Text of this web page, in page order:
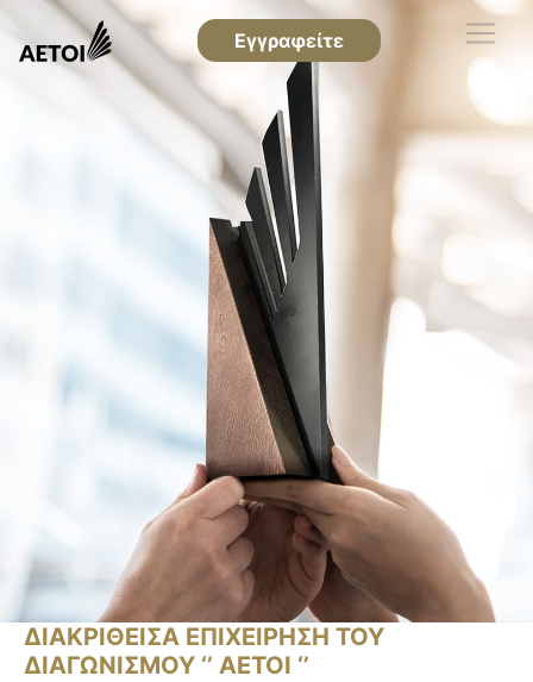
Εγγραφείτε
ΔΙΑΚΡΙΘΕΙΣΑ ΕΠΙΧΕΙΡΗΣΗ ΤΟΥ
ΔΙΑΓΩΝΙΣΜΟΥ ‘’ ΑΕΤΟΙ ‘’